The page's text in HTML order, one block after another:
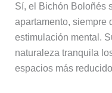
Sí, el Bichón Boloñés
apartamento, siempre
estimulación mental.
naturaleza tranquila
espacios más